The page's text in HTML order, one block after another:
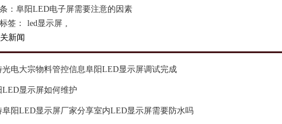
： 阜阳LED电子屏需要注意的因素
签：
led显示屏 ,
新闻
光电大宗物料管控信息阜阳LED显示屏调试完成
LED显示屏如何维护
阜阳LED显示屏厂家分享室内LED显示屏需要防水吗